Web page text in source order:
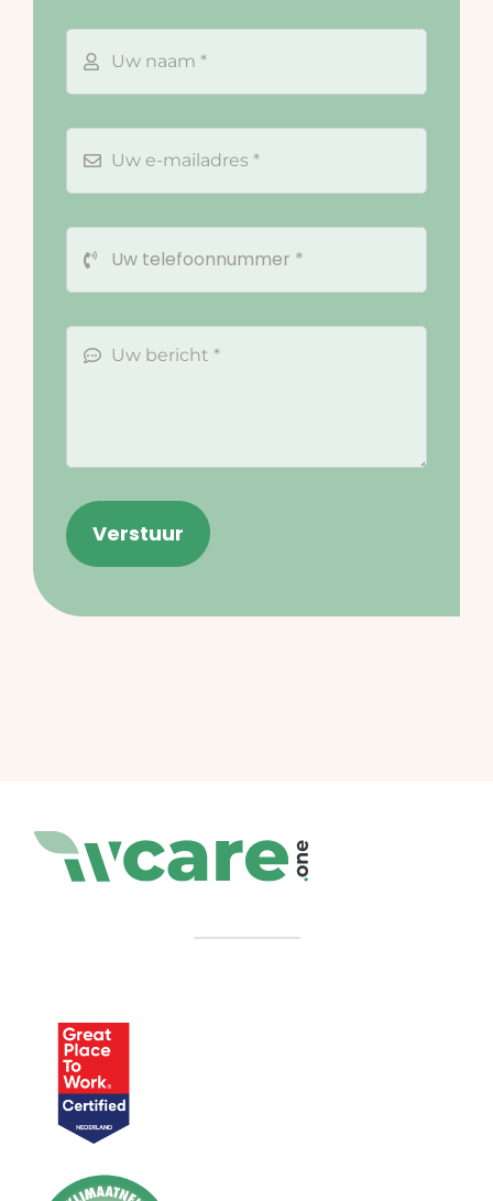
Verstuur